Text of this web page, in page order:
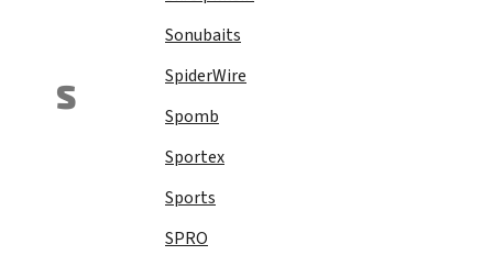
S
Sonubaits
SpiderWire
Spomb
Sportex
Sports
SPRO